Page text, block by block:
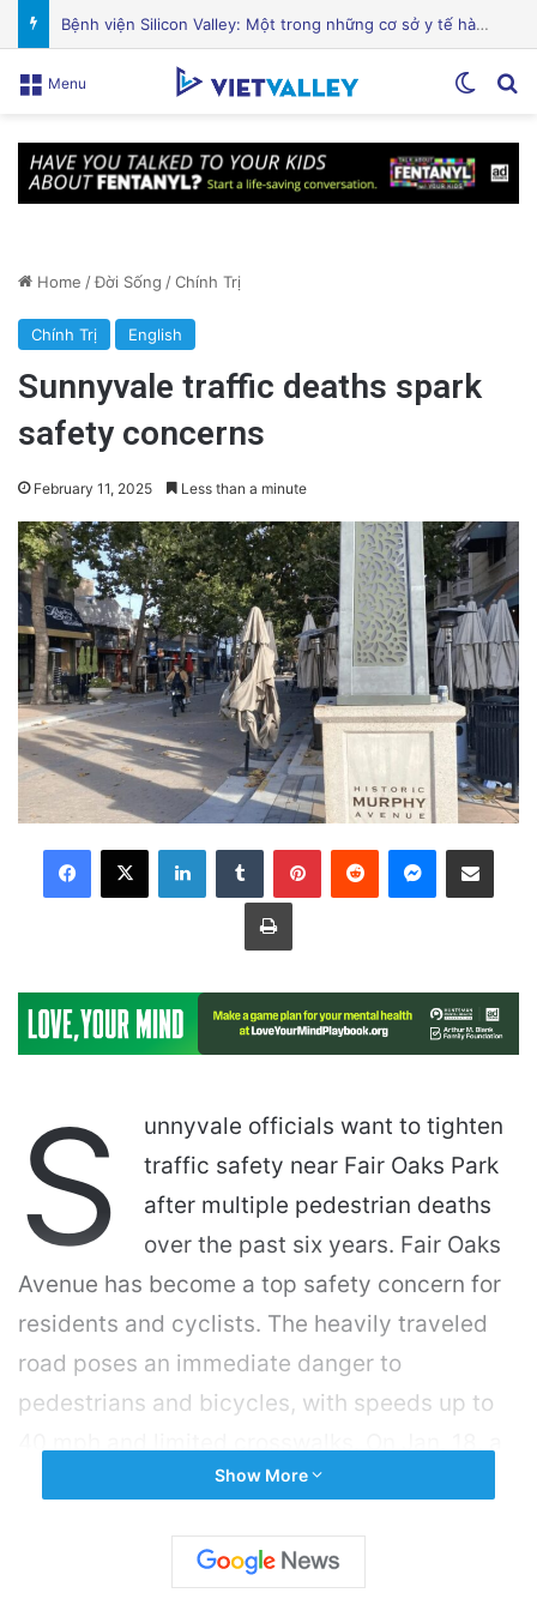
Sự Kiện Livestream Gây Chấn Động: 3 Triệu Người Theo Dõi Nguyễn Phương Hằng Tại Việt Nam!
Menu
Home /Đời Sống /Chính Trị
Chính Trị English
Sunnyvale traffic deaths spark
safety concerns
February 11, 2025 Less than a minute
LinkedInTumblr PinterestReddit Messenger
Share via Email
Print
S
unnyvale officials want to tighten
traffic safety near Fair Oaks Park
after multiple pedestrian deaths
over the past six years. Fair Oaks
Avenue has become a top safety concern for
residents and cyclists. The heavily traveled
road poses an immediate danger to
pedestrians and bicycles, with speeds up to
vehicle struck and killed a pedestrian crossing
intersection. Since 2019, Sunnyvale has had
Show More